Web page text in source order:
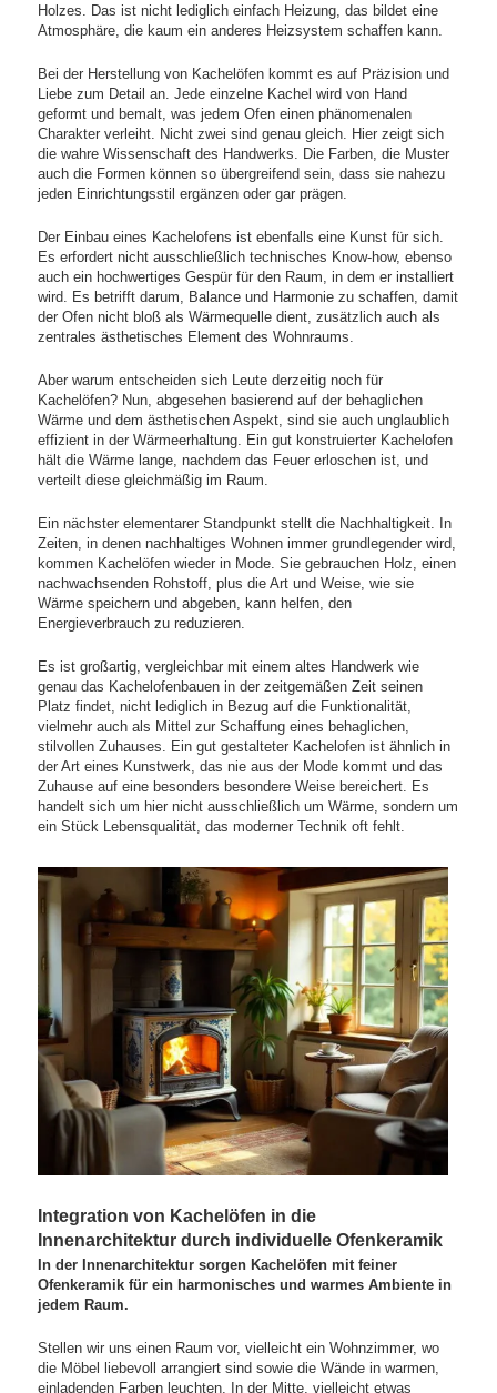
Holzes. Das ist nicht lediglich einfach Heizung, das bildet eine
Atmosphäre, die kaum ein anderes Heizsystem schaffen kann.
Bei der Herstellung von Kachelöfen kommt es auf Präzision und
Liebe zum Detail an. Jede einzelne Kachel wird von Hand
geformt und bemalt, was jedem Ofen einen phänomenalen
Charakter verleiht. Nicht zwei sind genau gleich. Hier zeigt sich
die wahre Wissenschaft des Handwerks. Die Farben, die Muster
auch die Formen können so übergreifend sein, dass sie nahezu
jeden Einrichtungsstil ergänzen oder gar prägen.
Der Einbau eines Kachelofens ist ebenfalls eine Kunst für sich.
Es erfordert nicht ausschließlich technisches Know-how, ebenso
auch ein hochwertiges Gespür für den Raum, in dem er installiert
wird. Es betrifft darum, Balance und Harmonie zu schaffen, damit
der Ofen nicht bloß als Wärmequelle dient, zusätzlich auch als
zentrales ästhetisches Element des Wohnraums.
Aber warum entscheiden sich Leute derzeitig noch für
Kachelöfen? Nun, abgesehen basierend auf der behaglichen
Wärme und dem ästhetischen Aspekt, sind sie auch unglaublich
effizient in der Wärmeerhaltung. Ein gut konstruierter Kachelofen
hält die Wärme lange, nachdem das Feuer erloschen ist, und
verteilt diese gleichmäßig im Raum.
Ein nächster elementarer Standpunkt stellt die Nachhaltigkeit. In
Zeiten, in denen nachhaltiges Wohnen immer grundlegender wird,
kommen Kachelöfen wieder in Mode. Sie gebrauchen Holz, einen
nachwachsenden Rohstoff, plus die Art und Weise, wie sie
Wärme speichern und abgeben, kann helfen, den
Energieverbrauch zu reduzieren.
Es ist großartig, vergleichbar mit einem altes Handwerk wie
genau das Kachelofenbauen in der zeitgemäßen Zeit seinen
Platz findet, nicht lediglich in Bezug auf die Funktionalität,
vielmehr auch als Mittel zur Schaffung eines behaglichen,
stilvollen Zuhauses. Ein gut gestalteter Kachelofen ist ähnlich in
der Art eines Kunstwerk, das nie aus der Mode kommt und das
Zuhause auf eine besonders besondere Weise bereichert. Es
handelt sich um hier nicht ausschließlich um Wärme, sondern um
ein Stück Lebensqualität, das moderner Technik oft fehlt.
Integration von Kachelöfen in die
Innenarchitektur durch individuelle Ofenkeramik
In der Innenarchitektur sorgen Kachelöfen mit feiner
Ofenkeramik für ein harmonisches und warmes Ambiente in
jedem Raum.
Stellen wir uns einen Raum vor, vielleicht ein Wohnzimmer, wo
die Möbel liebevoll arrangiert sind sowie die Wände in warmen,
einladenden Farben leuchten. In der Mitte, vielleicht etwas